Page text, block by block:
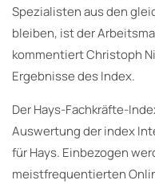
Spezialisten aus den
bleiben, ist der
kommentiert Christoph
Ergebnisse des Index.
Der Hays-Fachkräfte-
Auswertung der index
für Hays. Einbezogen
meistfrequentierten